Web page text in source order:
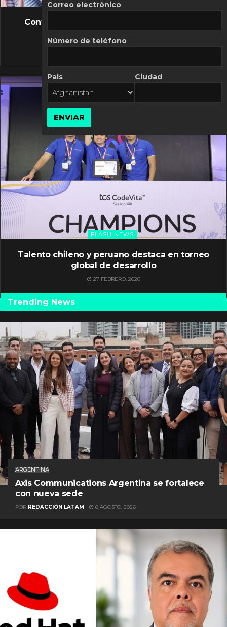
FLASH NEWS
Controversia de Mercado Libre por costos
10 MARZO, 2026
FLASH NEWS
Talento chileno y peruano destaca en torneo
global de desarrollo
27 FEBRERO, 2026
Trending News
ARGENTINA
Axis Communications Argentina se fortalece
con nueva sede
POR REDACCIÓN LATAM 6 AGOSTO, 2026
Correo electrónico
Número de teléfono
Pais Ciudad
ENVIAR